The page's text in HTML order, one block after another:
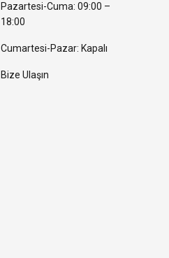
Pazartesi-Cuma: 09:00 –
18:00
Cumartesi-Pazar: Kapalı
Bize Ulaşın